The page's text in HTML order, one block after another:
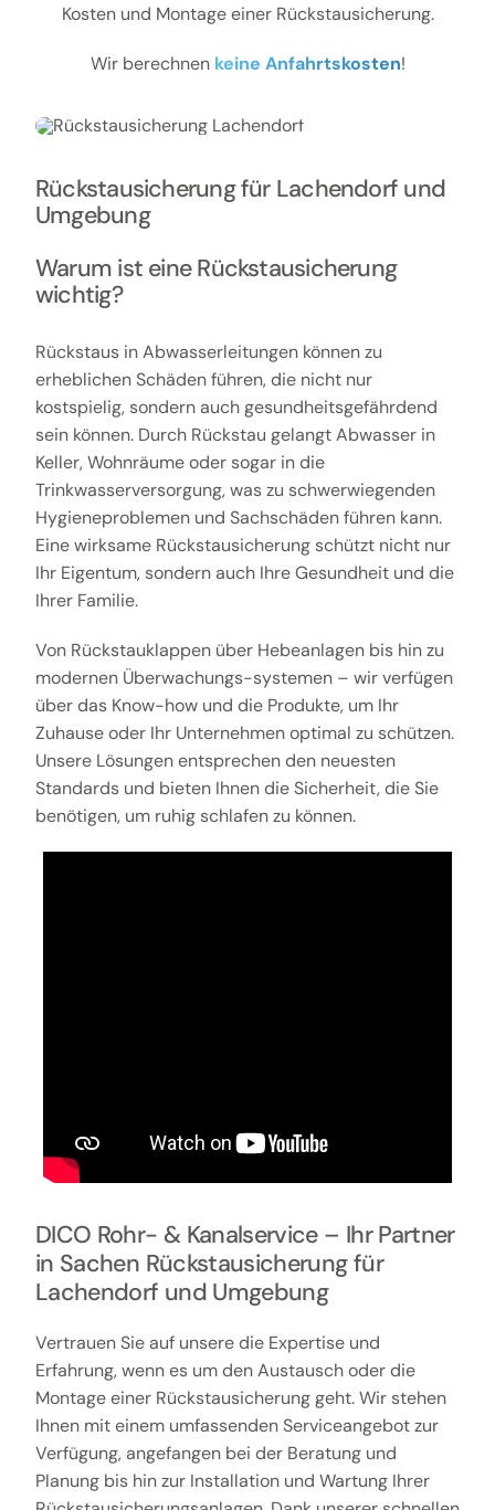
Kosten und Montage einer Rückstausicherung.
Wir berechnen keine Anfahrtskosten!
Rückstausicherung für Lachendorf und
Umgebung
Warum ist eine Rückstausicherung
wichtig?
Rückstaus in Abwasserleitungen können zu
erheblichen Schäden führen, die nicht nur
kostspielig, sondern auch gesundheitsgefährdend
sein können. Durch Rückstau gelangt Abwasser in
Keller, Wohnräume oder sogar in die
Trinkwasserversorgung, was zu schwerwiegenden
Hygieneproblemen und Sachschäden führen kann.
Eine wirksame Rückstausicherung schützt nicht nur
Ihr Eigentum, sondern auch Ihre Gesundheit und die
Ihrer Familie.
Von Rückstauklappen über Hebeanlagen bis hin zu
modernen Überwachungs-systemen – wir verfügen
über das Know-how und die Produkte, um Ihr
Zuhause oder Ihr Unternehmen optimal zu schützen.
Unsere Lösungen entsprechen den neuesten
Standards und bieten Ihnen die Sicherheit, die Sie
benötigen, um ruhig schlafen zu können.
DICO Rohr- & Kanalservice – Ihr Partner
in Sachen Rückstausicherung für
Lachendorf und Umgebung
Vertrauen Sie auf unsere die Expertise und
Erfahrung, wenn es um den Austausch oder die
Montage einer Rückstausicherung geht. Wir stehen
Ihnen mit einem umfassenden Serviceangebot zur
Verfügung, angefangen bei der Beratung und
Planung bis hin zur Installation und Wartung Ihrer